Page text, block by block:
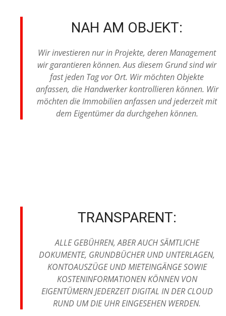
NAH AM OBJEKT:
Wir investieren nur in Projekte, deren Management
wir garantieren können. Aus diesem Grund sind wir
fast jeden Tag vor Ort. Wir möchten Objekte
anfassen, die Handwerker kontrollieren können. Wir
möchten die Immobilien anfassen und jederzeit mit
dem Eigentümer da durchgehen können.
TRANSPARENT:
ALLE GEBÜHREN, ABER AUCH SÄMTLICHE
DOKUMENTE, GRUNDBÜCHER UND UNTERLAGEN,
KONTOAUSZÜGE UND MIETEINGÄNGE SOWIE
KOSTENINFORMATIONEN KÖNNEN VON
EIGENTÜMERN JEDERZEIT DIGITAL IN DER CLOUD
RUND UM DIE UHR EINGESEHEN WERDEN.